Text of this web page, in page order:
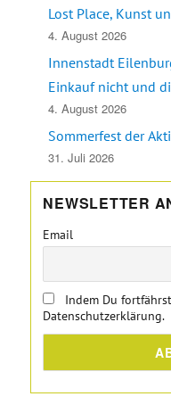
Lost Place, Kunst
4. August 2026
Innenstadt
Einkauf nicht und
4. August 2026
Sommerfest der
31. Juli 2026
NEWSLETTER
Email
Indem Du
Datenschutzerklärung.